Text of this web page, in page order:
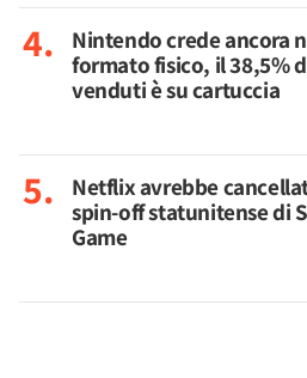
Nintendo crede ancora
formato fisico, il 38,5%
venduti è su cartuccia
Netflix avrebbe
spin-off statunitense di
Game